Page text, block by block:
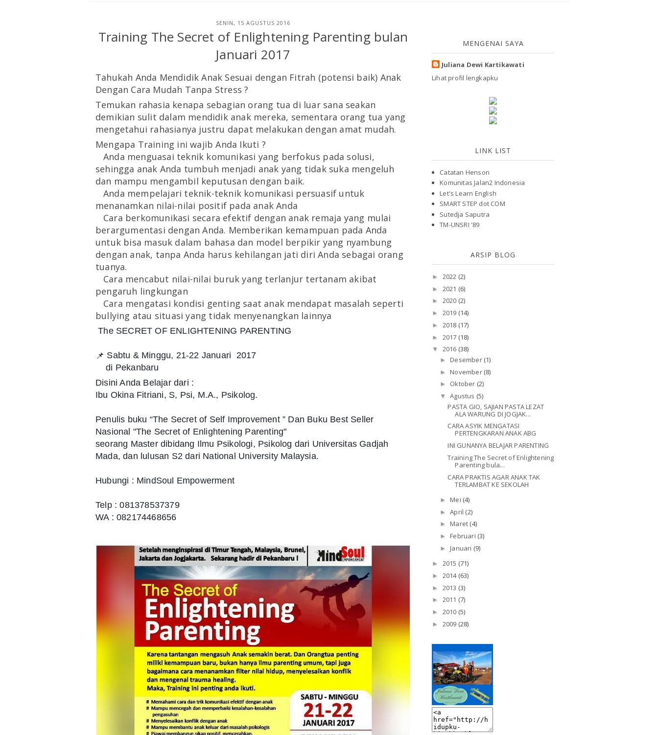
SENIN, 15 AGUSTUS 2016
Training The Secret of Enlightening Parenting bulan
Januari 2017
Tahukah Anda Mendidik Anak Sesuai dengan Fitrah (potensi baik) Anak
Dengan Cara Mudah Tanpa Stress ?
Temukan rahasia kenapa sebagian orang tua di luar sana seakan
demikian sulit dalam mendidik anak mereka, sementara orang tua yang
mengetahui rahasianya justru dapat melakukan dengan amat mudah.
Mengapa Training ini wajib Anda Ikuti ?
🔸Anda menguasai teknik komunikasi yang berfokus pada solusi,
sehingga anak Anda tumbuh menjadi anak yang tidak suka mengeluh
dan mampu mengambil keputusan dengan baik.
🔸Anda mempelajari teknik-teknik komunikasi persuasif untuk
menanamkan nilai-nilai positif pada anak Anda
🔸Cara berkomunikasi secara efektif dengan anak remaja yang mulai
berargumentasi dengan Anda. Memberikan kemampuan pada Anda
untuk bisa masuk dalam bahasa dan model berpikir yang nyambung
dengan anak, tanpa Anda harus kehilangan jati diri Anda sebagai orang
tuanya.
🔸Cara mencabut nilai-nilai buruk yang terlanjur tertanam akibat
pengaruh lingkungan
🔸Cara mengatasi kondisi genting saat anak mendapat masalah seperti
bullying atau situasi yang tidak menyenangkan lainnya
The SECRET OF ENLIGHTENING PARENTING
📌 Sabtu & Minggu, 21-22 Januari 2017
di Pekanbaru
Disini Anda Belajar dari :
Ibu Okina Fitriani, S, Psi, M.A., Psikolog.
Penulis buku “The Secret of Self Improvement ” Dan Buku Best Seller
Nasional "The Secret of Enlightening Parenting"
seorang Master dibidang Ilmu Psikologi, Psikolog dari Universitas Gadjah
Mada, dan lulusan S2 dari National University Malaysia.
Hubungi : MindSoul Empowerment
Telp : 081378537379
WA : 082174468656
MENGENAI SAYA
Juliana Dewi Kartikawati
Lihat profil lengkapku
LINK LIST
Catatan Henson
Komunitas Jalan2 Indonesia
Let's Learn English
SMART STEP dot COM
Sutedja Saputra
TM-UNSRI '89
ARSIP BLOG
► 2022 (2)
► 2021 (6)
► 2020 (2)
► 2019 (14)
► 2018 (17)
► 2017 (18)
▼ 2016 (38)
►Desember (1)
►November (8)
► Oktober (2)
▼Agustus (5)
PASTA GIO, SAJIAN PASTA LEZAT
ALA WARUNG DI JOGJAK...
CARA ASYIK MENGATASI
PERTENGKARAN ANAK ABG
INI GUNANYA BELAJAR PARENTING
Training The Secret of Enlightening
Parenting bula...
CARA PRAKTIS AGAR ANAK TAK
TERLAMBAT KE SEKOLAH
►Mei (4)
►April (2)
►Maret (4)
►Februari (3)
►Januari (9)
► 2015 (71)
► 2014 (63)
► 2013 (3)
► 2011 (7)
► 2010 (5)
► 2009 (28)